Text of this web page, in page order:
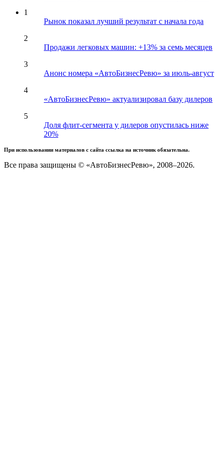
1
Рынок показал лучший результат с начала года
2
Продажи легковых машин: +13% за семь месяцев
3
Анонс номера «АвтоБизнесРевю» за июль-август
4
«АвтоБизнесРевю» актуализировал базу дилеров
5
Доля флит-сегмента у дилеров опустилась ниже
20%
При использовании материалов с сайта ссылка на источник обязательна.
Все права защищены © «АвтоБизнесРевю», 2008–2026.